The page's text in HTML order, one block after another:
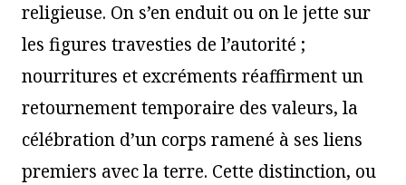
religieuse. On s’en enduit ou on le jette sur
les figures travesties de l’autorité ;
nourritures et excréments réaffirment un
retournement temporaire des valeurs, la
célébration d’un corps ramené à ses liens
premiers avec la terre. Cette distinction, ou